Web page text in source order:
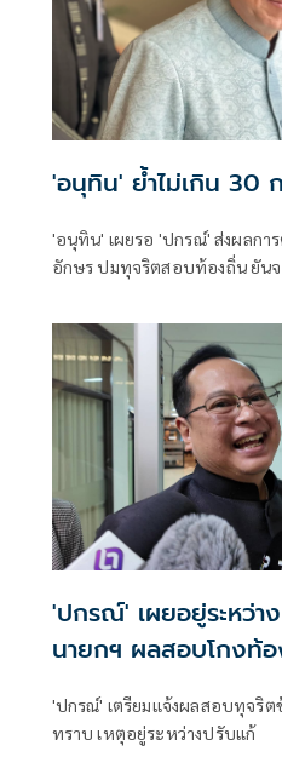
'อนุทิน' ย้ำไม่เกิน 30
'อนุทิน' เผยรอ 'ปกรณ์' ส่งผลกา
อักษร ปมทุจริตสอบท้องถิ่น ยัน
เต้นได้ ชี้รีเซ็ต มท.จบใน ก.ย.นี้
'ปกรณ์' เผยอยู่ระหว่า
นายกฯ ผลสอบโกงท้
'ปกรณ์' เตรียมแจ้งผลสอบทุจริต
ทราบ เหตุอยู่ระหว่างปรับแก้